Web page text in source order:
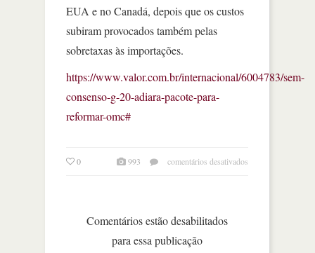
EUA e no Canadá, depois que os custos
subiram provocados também pelas
sobretaxas às importações.
https://www.valor.com.br/internacional/6004783/sem-
consenso-g-20-adiara-pacote-para-
reformar-omc#
0 993 comentários desativados
Comentários estão desabilitados
para essa publicação